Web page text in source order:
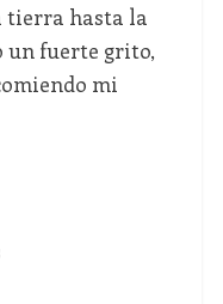
tierra hasta la
un fuerte grito,
mi